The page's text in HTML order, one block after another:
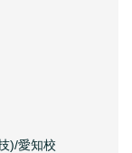
)/愛知校